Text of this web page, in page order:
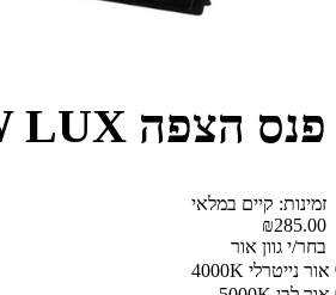
פנס הצפה 150W LUX
זמינות: קיים במלאי
₪285.00
בחר/י גוון אור
אור נייטרלי 4000K